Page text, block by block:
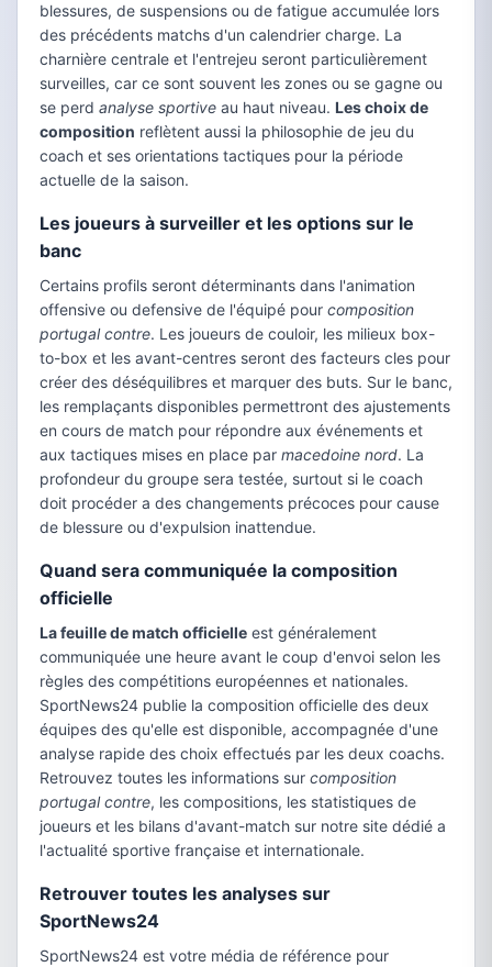
blessures, de suspensions ou de fatigue accumulée lors
des précédents matchs d'un calendrier charge. La
charnière centrale et l'entrejeu seront particulièrement
surveilles, car ce sont souvent les zones ou se gagne ou
se perd analyse sportive au haut niveau. Les choix de
composition reflètent aussi la philosophie de jeu du
coach et ses orientations tactiques pour la période
actuelle de la saison.
Les joueurs à surveiller et les options sur le
banc
Certains profils seront déterminants dans l'animation
offensive ou defensive de l'équipé pour composition
portugal contre. Les joueurs de couloir, les milieux box-
to-box et les avant-centres seront des facteurs cles pour
créer des déséquilibres et marquer des buts. Sur le banc,
les remplaçants disponibles permettront des ajustements
en cours de match pour répondre aux événements et
aux tactiques mises en place par macedoine nord. La
profondeur du groupe sera testée, surtout si le coach
doit procéder a des changements précoces pour cause
de blessure ou d'expulsion inattendue.
Quand sera communiquée la composition
officielle
La feuille de match officielle est généralement
communiquée une heure avant le coup d'envoi selon les
règles des compétitions européennes et nationales.
SportNews24 publie la composition officielle des deux
équipes des qu'elle est disponible, accompagnée d'une
analyse rapide des choix effectués par les deux coachs.
Retrouvez toutes les informations sur composition
portugal contre, les compositions, les statistiques de
joueurs et les bilans d'avant-match sur notre site dédié a
l'actualité sportive française et internationale.
Retrouver toutes les analyses sur
SportNews24
SportNews24 est votre média de référence pour